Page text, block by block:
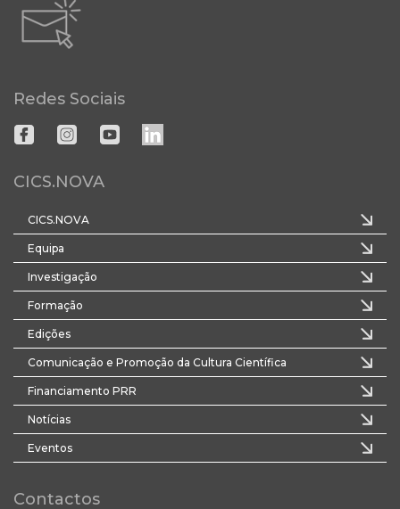
Redes Sociais
CICS.NOVA
CICS.NOVA
Equipa
Investigação
Formação
Edições
Comunicação e Promoção da Cultura Científica
Financiamento PRR
Notícias
Eventos
Contactos